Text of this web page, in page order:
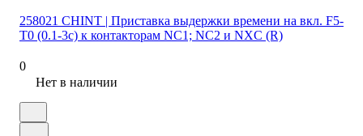
258021 CHINT | Приставка выдержки времени на вкл. F5-
T0 (0.1-3с) к контакторам NC1; NC2 и NXC (R)
0
Нет в наличии